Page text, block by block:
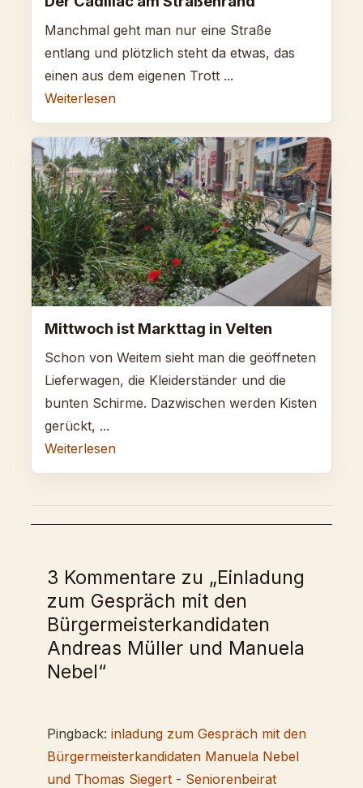
Manchmal geht man nur eine Straße
entlang und plötzlich steht da etwas, das
einen aus dem eigenen Trott ...
Weiterlesen
Mittwoch ist Markttag in Velten
Schon von Weitem sieht man die geöffneten
Lieferwagen, die Kleiderständer und die
bunten Schirme. Dazwischen werden Kisten
gerückt, ...
Weiterlesen
3 Kommentare zu „Einladung
zum Gespräch mit den
Bürgermeisterkandidaten
Andreas Müller und Manuela
Nebel“
Pingback: inladung zum Gespräch mit den
Bürgermeisterkandidaten Manuela Nebel
und Thomas Siegert - Seniorenbeirat